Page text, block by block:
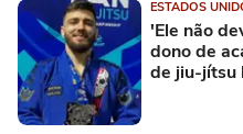
ESTADOS
'Ele não
dono de
de jiu-jítsu